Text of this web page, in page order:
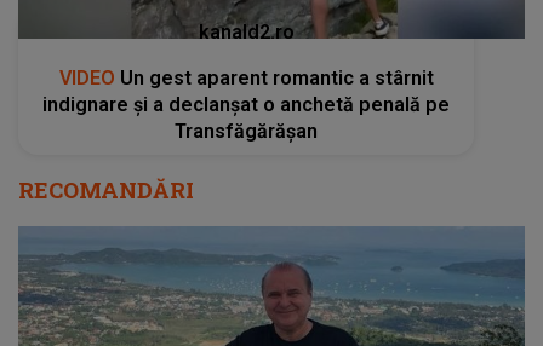
kanald2.ro
VIDEO Un gest aparent romantic a stârnit
indignare și a declanșat o anchetă penală pe
Transfăgărășan
RECOMANDĂRI